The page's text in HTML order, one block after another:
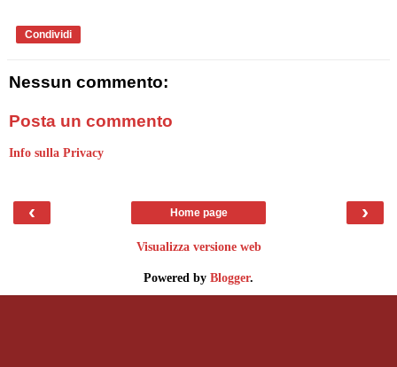
Condividi
Nessun commento:
Posta un commento
Info sulla Privacy
‹ ›
Home page
Visualizza versione web
Powered by Blogger.